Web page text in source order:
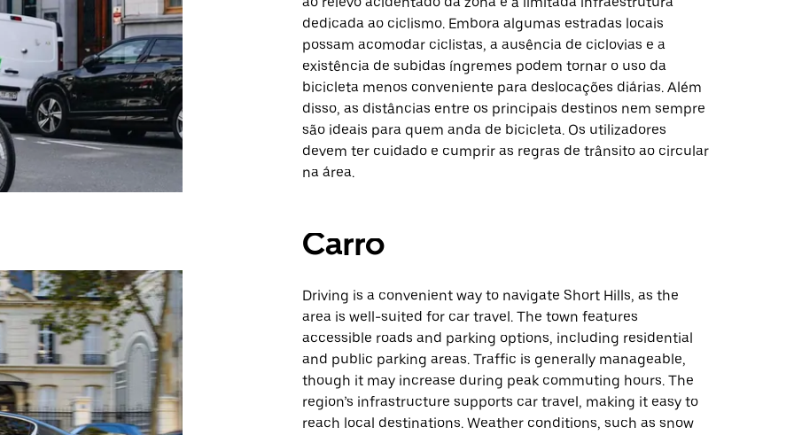
dedicada ao ciclismo. Embora algumas estradas locais
possam acomodar ciclistas, a ausência de ciclovias e a
existência de subidas íngremes podem tornar o uso da
bicicleta menos conveniente para deslocações diárias. Além
disso, as distâncias entre os principais destinos nem sempre
são ideais para quem anda de bicicleta. Os utilizadores
devem ter cuidado e cumprir as regras de trânsito ao circular
na área.
Carro
Driving is a convenient way to navigate Short Hills, as the
area is well-suited for car travel. The town features
accessible roads and parking options, including residential
and public parking areas. Traffic is generally manageable,
though it may increase during peak commuting hours. The
region’s infrastructure supports car travel, making it easy to
reach local destinations. Weather conditions, such as snow